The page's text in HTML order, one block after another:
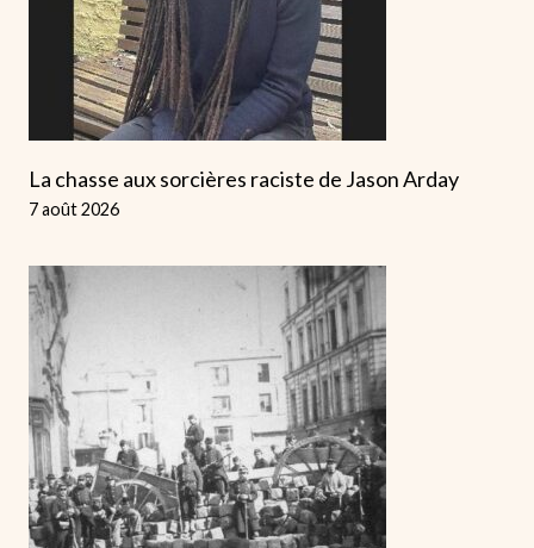
La chasse aux sorcières raciste de Jason Arday
7 août 2026